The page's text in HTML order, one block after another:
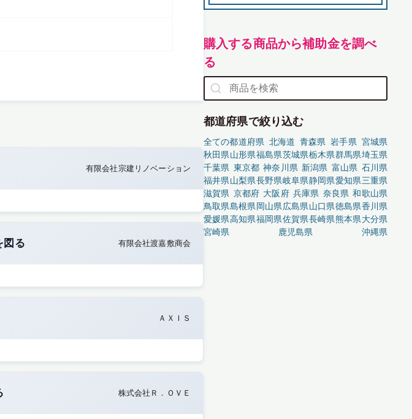
有限会社宗建リノベーション
図る 有限会社渡嘉敷商会
ＡＸＩＳ
株式会社Ｒ．ＯＶＥ
購入する商品から補助金を調べ
る
都道府県で絞り込む
全ての都道府県 北海道 青森県 岩手県 宮城県
秋田県山形県福島県茨城県栃木県群馬県埼玉県
千葉県 東京都 神奈川県 新潟県 富山県 石川県
福井県山梨県長野県岐阜県静岡県愛知県三重県
滋賀県 京都府 大阪府 兵庫県 奈良県 和歌山県
鳥取県島根県岡山県広島県山口県徳島県香川県
愛媛県高知県福岡県佐賀県長崎県熊本県大分県
宮崎県
鹿児島県 沖縄県